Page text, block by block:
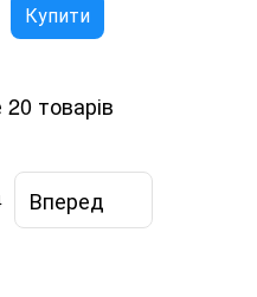
Купити
товарів
Вперед